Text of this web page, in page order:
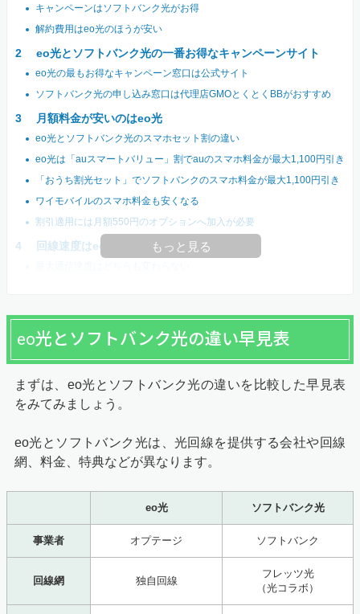
キャンペーンはソフトバンク光がお得
解約費用はeo光のほうが安い
eo光とソフトバンク光の一番お得なキャンペーンサイト
eo光の最もお得なキャンペーン窓口は公式サイト
ソフトバンク光の申し込み窓口は代理店GMOとくとくBBがおすすめ
月額料金が安いのはeo光
eo光とソフトバンク光のスマホセット割の違い
eo光は「auスマートバリュー」割でauのスマホ料金が最大1,100円引き
「おうち割光セット」でソフトバンクのスマホ料金が最大1,100円引き
ワイモバイルのスマホ料金も安くなる
割引適用には月額550円のオプションへ加入が必要
回線速度はeo光のほうが速い
もっと見る
eo光とソフトバンク光の違い早見表
まずは、eo光とソフトバンク光の違いを比較した早見表
をみてみましょう。
eo光とソフトバンク光は、光回線を提供する会社や回線
網、料金、特典などが異なります。
eo光 ソフトバンク光
事業者 オプテージ ソフトバンク
回線網 独自回線
フレッツ光
（光コラボ）